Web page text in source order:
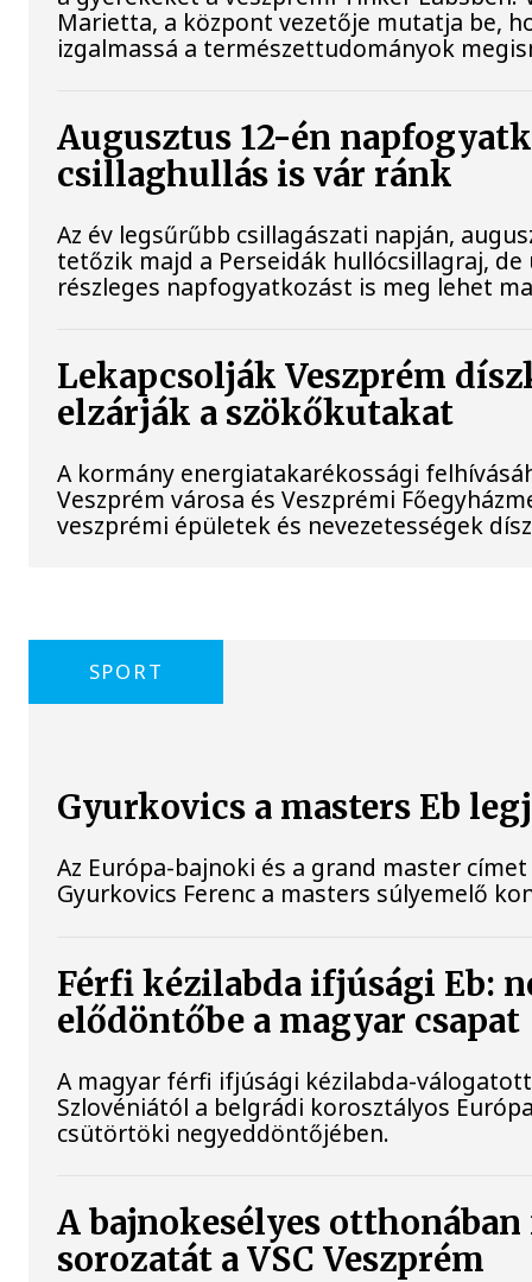
Marietta, a központ vezetője mutatja be,
izgalmassá a természettudományok
Augusztus 12-én
csillaghullás is vár ránk
Az év legsűrűbb csillagászati napján,
tetőzik majd a Perseidák hullócsillagraj, de
részleges napfogyatkozást is meg lehet
Lekapcsolják Veszprém
elzárják a szökőkutakat
A kormány energiatakarékossági
Veszprém városa és Veszprémi
veszprémi épületek és nevezetességek
SPORT
Gyurkovics a masters Eb
Az Európa-bajnoki és a grand master
Gyurkovics Ferenc a masters súlyemelő
Férfi kézilabda ifjúsági Eb:
elődöntőbe a magyar csapat
A magyar férfi ifjúsági kézilabda-
Szlovéniától a belgrádi korosztályos
csütörtöki negyeddöntőjében.
A bajnokesélyes
sorozatát a VSC Veszprém